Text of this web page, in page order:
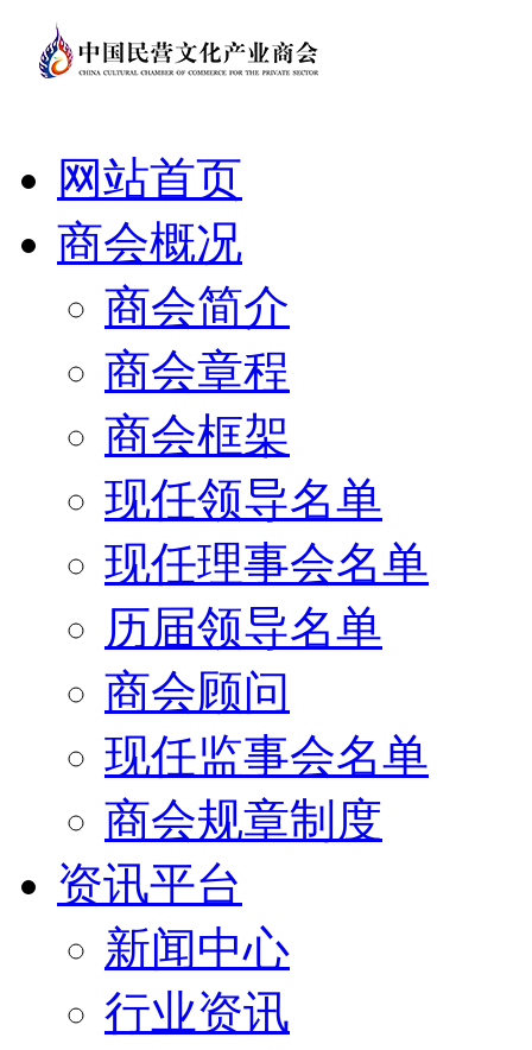
网站首页
商会概况
商会简介
商会章程
商会框架
现任领导名单
现任理事会名单
历届领导名单
商会顾问
现任监事会名单
商会规章制度
资讯平台
新闻中心
行业资讯